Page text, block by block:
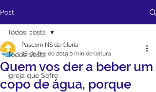
Post
Todos posts
Igreja que Sofre
Todos posts
Quem vos der a beber um
copo de água, porque
Pascom NS da Gloria
28 de fev. de 20190 min de leitura